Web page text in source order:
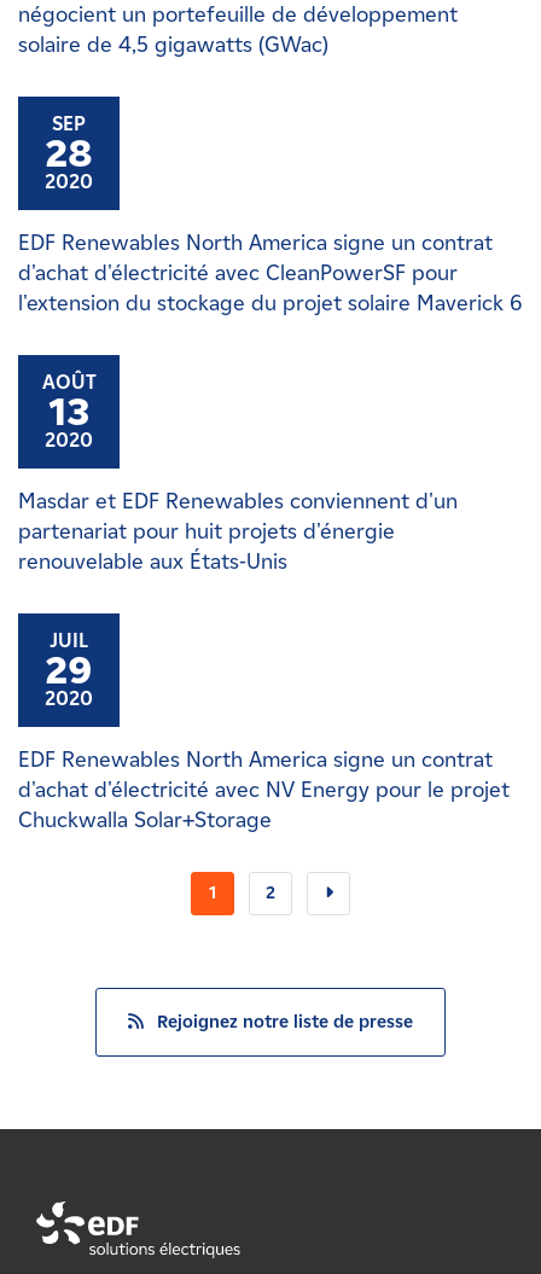
négocient un portefeuille de développement
solaire de 4,5 gigawatts (GWac)
SEP
28
2020
EDF Renewables North America signe un contrat
d'achat d'électricité avec CleanPowerSF pour
l'extension du stockage du projet solaire Maverick 6
AOÛT
13
2020
Masdar et EDF Renewables conviennent d'un
partenariat pour huit projets d'énergie
renouvelable aux États-Unis
JUIL
29
2020
EDF Renewables North America signe un contrat
d'achat d'électricité avec NV Energy pour le projet
Chuckwalla Solar+Storage
1 2
Rejoignez notre liste de presse